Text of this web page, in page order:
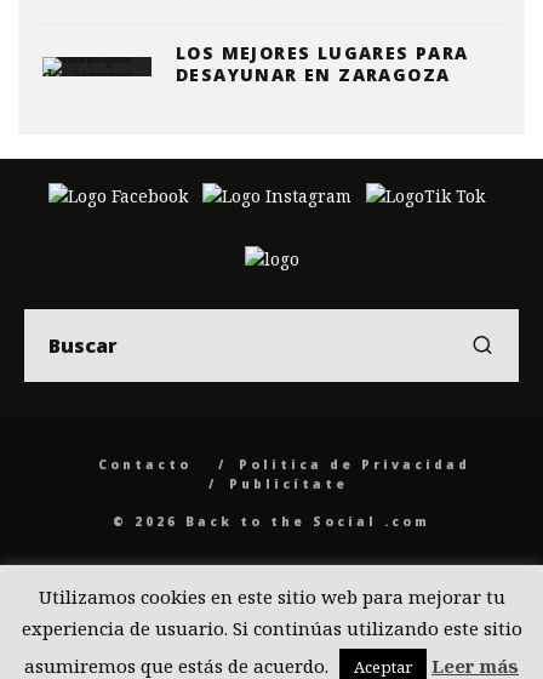
LOS MEJORES LUGARES PARA
DESAYUNAR EN ZARAGOZA
Contacto
Politica de Privacidad
Publicítate
© 2026 Back to the Social .com
Utilizamos cookies en este sitio web para mejorar tu
experiencia de usuario. Si continúas utilizando este sitio
asumiremos que estás de acuerdo.
Aceptar Leer más